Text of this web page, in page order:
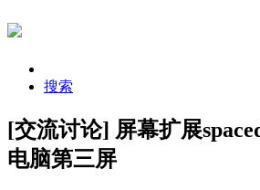
搜索
[交流讨论] 屏幕扩展
电脑第三屏